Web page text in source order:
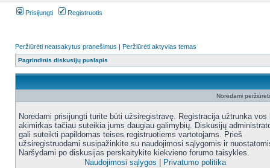
Prisijungti Registruotis
Peržiūrėti neatsakytus pranešimus | Peržiūrėti aktyvias temas
Pagrindinis diskusijų puslapis
Norėdami
Norėdami prisijungti turite būti užsiregistravę. Registracija užtrunka vos
akimirkas tačiau suteikia jums daugiau galimybių. Diskusijų
gali suteikti papildomas teises registruotiems vartotojams. Prieš
užsiregistruodami susipažinkite su naudojimosi sąlygomis ir
Naršydami po diskusijas perskaitykite kiekvieno forumo taisykles.
Naudojimosi sąlygos
Privatumo politika